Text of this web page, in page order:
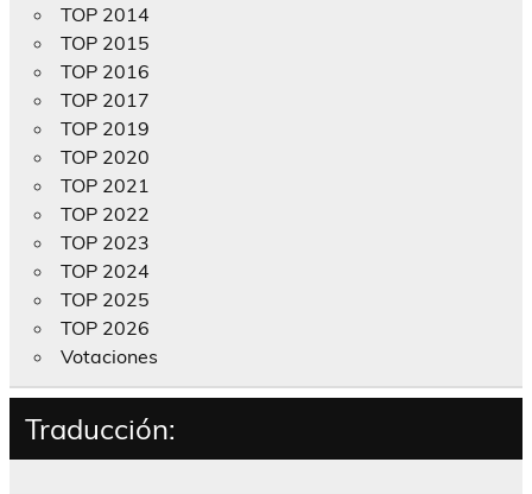
TOP 2014
TOP 2015
TOP 2016
TOP 2017
TOP 2019
TOP 2020
TOP 2021
TOP 2022
TOP 2023
TOP 2024
TOP 2025
TOP 2026
Votaciones
Traducción: